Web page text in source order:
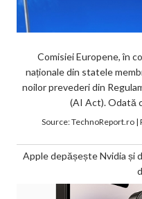
Comisiei Europene, în
naționale din statele
noilor prevederi din
(AI Act). Odată
Source:TechnoReport.ro|
Apple depășește Nvidia și